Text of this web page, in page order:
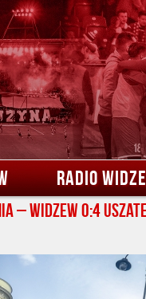
RADIO
– Widzew 0:4